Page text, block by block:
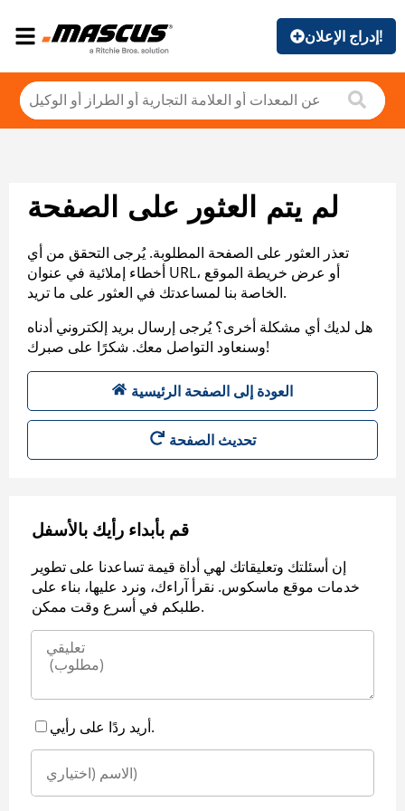
إدراج الإعلان!
لم يتم العثور على الصفحة
تعذر العثور على الصفحة المطلوبة. يُرجى التحقق من أي
أخطاء إملائية في عنوان URL، أو عرض خريطة الموقع
الخاصة بنا لمساعدتك في العثور على ما تريد.
هل لديك أي مشكلة أخرى؟ يُرجى إرسال بريد إلكتروني أدناه
وسنعاود التواصل معك. شكرًا على صبرك!
العودة إلى الصفحة الرئيسية
تحديث الصفحة
قم بأبداء رأيك بالأسفل
إن أسئلتك وتعليقاتك لهي أداة قيمة تساعدنا على تطوير
خدمات موقع ماسكوس. نقرأ آراءك، ونرد عليها، بناء على
طلبكم في أسرع وقت ممكن.
أريد ردًا على رأيي.